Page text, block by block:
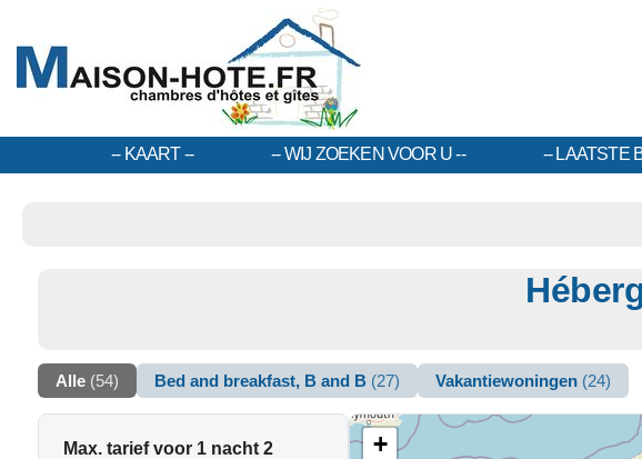
KAART WIJ ZOEKEN VOOR U LAATSTE
Alle (54) Bed and breakfast, B and B (27) Vakantiewoningen (24)
Max. tarief voor 1 nacht 2
+